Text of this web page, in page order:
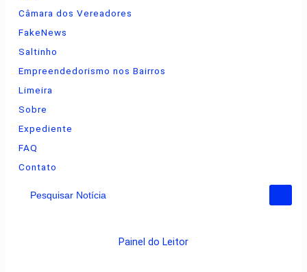
Câmara dos Vereadores
FakeNews
Saltinho
Empreendedorismo nos Bairros
Limeira
Sobre
Expediente
FAQ
Contato
Pesquisar Notícia
Painel do Leitor